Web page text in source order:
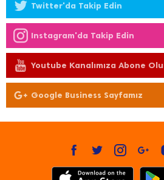
Twitter'da Takip Edin
Instagram'da Takip Edin
Youtube Kanalımıza Abone
Google Business Sayfamız